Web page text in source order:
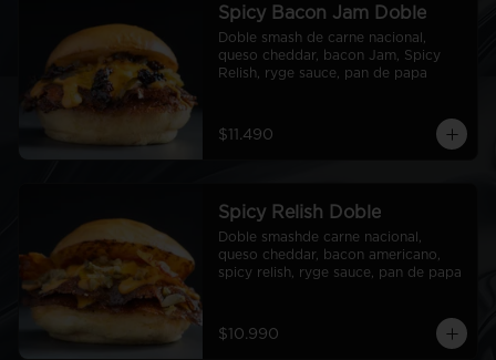
Spicy Bacon Jam Doble
Doble smash de carne nacional,
queso cheddar, bacon Jam, Spicy
Relish, ryge sauce, pan de papa
$11.490
Spicy Relish Doble
Doble smashde carne nacional,
queso cheddar, bacon americano,
spicy relish, ryge sauce, pan de papa
$10.990